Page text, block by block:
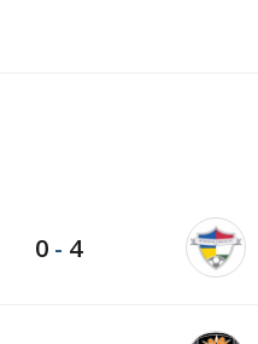
0 - 4